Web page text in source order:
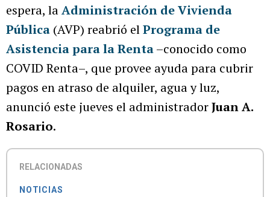
espera, laAdministración de Vivienda
Pública (AVP) reabrió elPrograma de
Asistencia para la Renta–conocido como
COVID Renta–, que provee ayuda para cubrir
pagos en atraso de alquiler, agua y luz,
anunció este jueves el administradorJuan A.
Rosario.
RELACIONADAS
NOTICIAS